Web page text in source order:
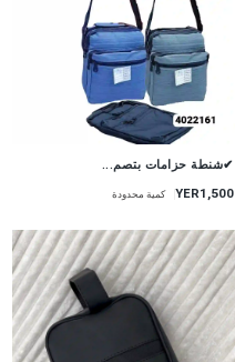
✔شنطة حزامات بتصم...
YER1,500 كمية محدودة